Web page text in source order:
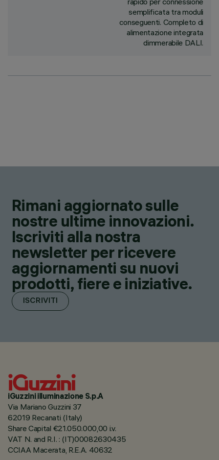
semplificata tra moduli
conseguenti. Completo di
alimentazione integrata
dimmerabile DALI.
Rimani aggiornato sulle
nostre ultime innovazioni.
Iscriviti alla nostra
newsletter per ricevere
aggiornamenti su nuovi
prodotti, fiere e iniziative.
ISCRIVITI
iGuzzini illuminazione S.p.A
Via Mariano Guzzini 37
62019 Recanati (Italy)
Share Capital €21.050.000,00 i.v.
VAT N. and R.I. : (IT)00082630435
CCIAA Macerata, R.E.A. 40632